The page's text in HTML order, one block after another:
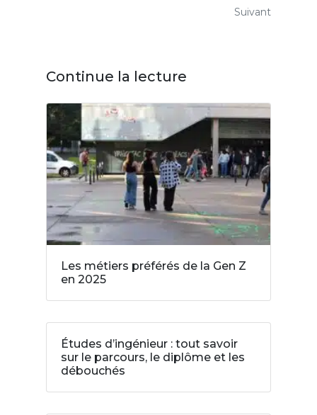
Suivant
Continue la lecture
Les métiers préférés de la Gen Z
en 2025
Études d’ingénieur : tout savoir
sur le parcours, le diplôme et les
débouchés